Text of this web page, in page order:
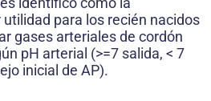
para los recién nacidos
gases arteriales de cordón
pH arterial (>=7 salida, < 7
inicial de AP).